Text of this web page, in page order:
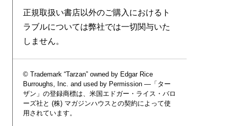
正規取扱い書店以外のご購入におけるト
ラブルについては弊社では一切関与いた
しません。
© Trademark “Tarzan” owned by Edgar Rice
Burroughs, Inc. and used by Permission —「ター
ザン」の登録商標は、米国エドガー・ライス・バロ
ーズ社と (株) マガジンハウスとの契約によって使
用されています。